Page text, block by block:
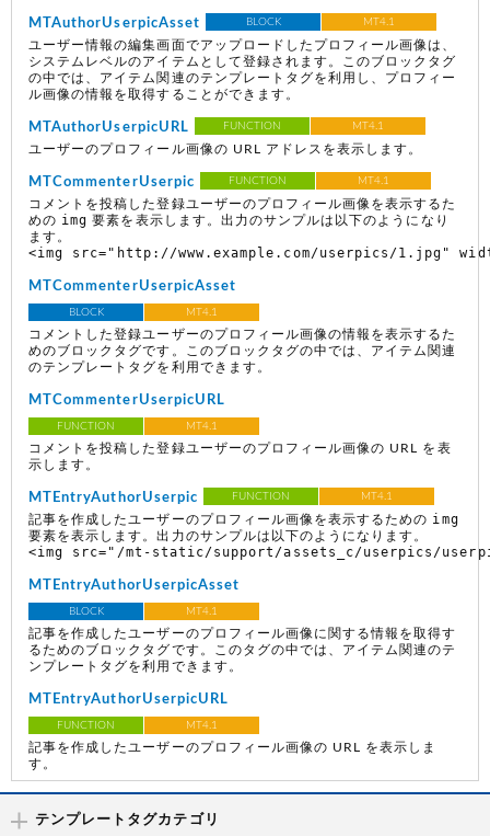
MTAuthorUserpicAsset BLOCK MT4.1
ユーザー情報の編集画面でアップロードしたプロフィール画像は、
システムレベルのアイテムとして登録されます。このブロックタグ
の中では、アイテム関連のテンプレートタグを利用し、プロフィー
ル画像の情報を取得することができます。
MTAuthorUserpicURL FUNCTION MT4.1
ユーザーのプロフィール画像の URL アドレスを表示します。
MTCommenterUserpic FUNCTION MT4.1
コメントを投稿した登録ユーザーのプロフィール画像を表示するた
めの img 要素を表示します。出力のサンプルは以下のようになり
ます。
<img src="http://www.example.com/userpics/1.jpg"
MTCommenterUserpicAsset
BLOCK MT4.1
コメントした登録ユーザーのプロフィール画像の情報を表示するた
めのブロックタグです。このブロックタグの中では、アイテム関連
のテンプレートタグを利用できます。
MTCommenterUserpicURL
FUNCTION MT4.1
コメントを投稿した登録ユーザーのプロフィール画像の URL を表
示します。
MTEntryAuthorUserpic FUNCTION MT4.1
記事を作成したユーザーのプロフィール画像を表示するための img
要素を表示します。出力のサンプルは以下のようになります。
<img src="/mt-static/support/assets_c/userpics/
MTEntryAuthorUserpicAsset
BLOCK MT4.1
記事を作成したユーザーのプロフィール画像に関する情報を取得す
るためのブロックタグです。このタグの中では、アイテム関連のテ
ンプレートタグを利用できます。
MTEntryAuthorUserpicURL
FUNCTION MT4.1
記事を作成したユーザーのプロフィール画像の URL を表示しま
す。
テンプレートタグカテゴリ